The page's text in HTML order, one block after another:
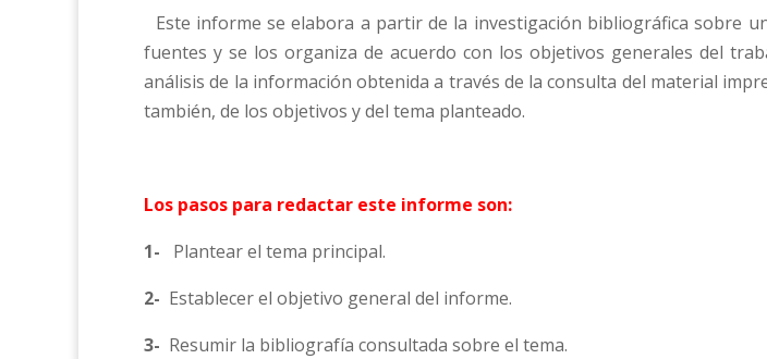
Este informe se elabora a partir de la investigación bibliográfica sobre
fuentes y se los organiza de acuerdo con los objetivos generales del
análisis de la información obtenida a través de la consulta del material
también, de los objetivos y del tema planteado.
Los pasos para redactar este informe son:
1-
Plantear el tema principal.
2- Establecer el objetivo general del informe.
3- Resumir la bibliografía consultada sobre el tema.